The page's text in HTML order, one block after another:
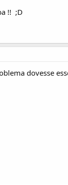
!! ;D
dovesse